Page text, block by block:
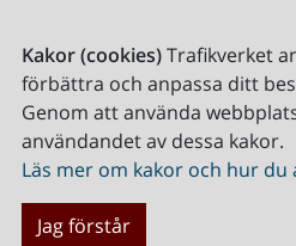
Kakor (cookies)Trafikverket
förbättra och anpassa ditt
Genom att använda
användandet av dessa kakor.
Läs mer om kakor och hur du
Jag förstår